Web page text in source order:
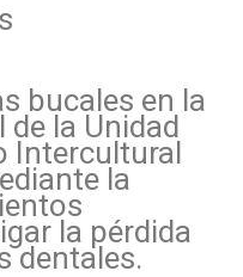
bucales en la
la Unidad
Intercultural
la
la pérdida
dentales.